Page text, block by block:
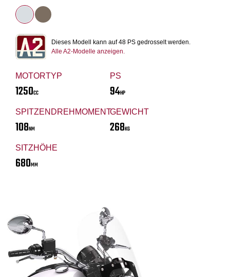
MOTORTYP
1250CC
PS
94HP
SPITZENDREHMOMENT
108NM
GEWICHT
268KG
SITZHÖHE
680MM
Dieses Modell kann auf 48 PS gedrosselt werden.
Alle A2-Modelle anzeigen.